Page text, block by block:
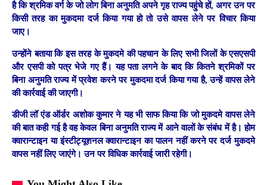
है कि श्रमिक वर्ग के जो लोग बिना अनुमति अपने गृह राज्य पहुंचे हों, अगर उन पर
किसी तरह का मुकदमा दर्ज किया गया हो तो उसे वापस लेने पर विचार किया
जाए।
उन्होंने बताया कि इस तरह के मुकदमे की पहचान के लिए सभी जिलों के एसएसपी
और एसपी को पत्र भेजे गए हैं। यह पता लगने के बाद कि कितने श्रमिकों पर
बिना अनुमति राज्य में प्रवेश करने पर मुकदमा दर्ज किया गया है, उन्हें वापस लेने
की कार्रवाई की जाएगी।
डीजी लॉ एंड ऑर्डर अशोक कुमार ने यह भी साफ किया कि जो मुकदमे वापस लेने
की बात कही गई है वह केवल बिना अनुमति राज्य में आने वालों के संबंध में है। होम
क्वारान्टाइन या इंस्टीट्यूशनल क्वारान्टाइन का पालन नहीं करने पर दर्ज मुकदमे
वापस नहीं लिए जाएंगे। उन पर विधिक कार्रवाई जारी रहेगी।